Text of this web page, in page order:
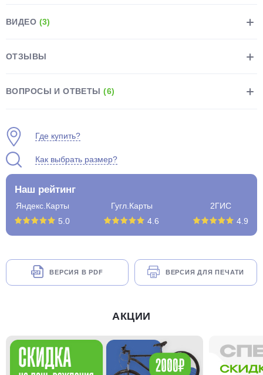
ВИДЕО (3)
ОТЗЫВЫ
ВОПРОСЫ И ОТВЕТЫ(6)
Где купить?
Как выбрать размер?
Наш рейтинг
Яндекс.Карты
5.0
Гугл.Карты
4.6
2ГИС
4.9
ВЕРСИЯ В PDF ВЕРСИЯ ДЛЯ ПЕЧАТИ
АКЦИИ